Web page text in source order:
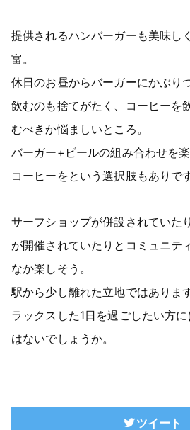
提供されるハンバーガーも美味し
富。
休日のお昼からバーガーにかぶり
飲むのも捨てがたく、コーヒーを
むべきか悩ましいところ。
バーガー+ビールの組み合わせを
コーヒーをという選択肢もありで
サーフショップが併設されていた
が開催されていたりとコミュニテ
なか楽しそう。
駅から少し離れた立地ではありま
ラックスした1日を過ごしたい方
はないでしょうか。
ツイート